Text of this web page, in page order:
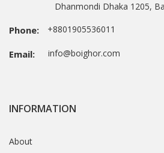
Dhanmondi Dhaka 1205,
Phone: +8801905536011
Email: info@boighor.com
INFORMATION
About